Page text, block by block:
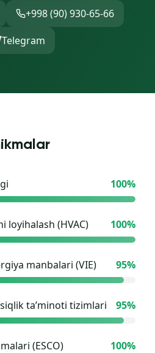
+998 (90) 930-65-66
Telegram
100%
loyihalash (HVAC) 100%
manbalari (VIE) 95%
ta’minoti tizimlari 95%
(ESCO) 100%